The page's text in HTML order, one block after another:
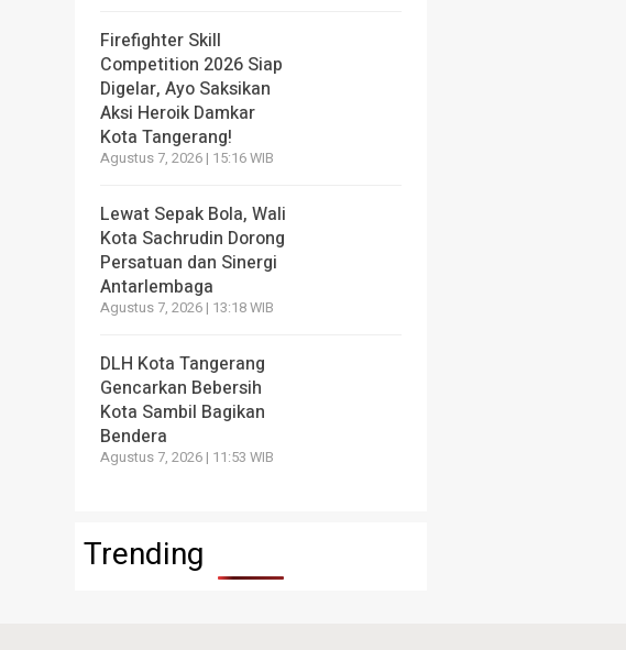
Firefighter Skill
Competition 2026 Siap
Digelar, Ayo Saksikan
Aksi Heroik Damkar
Kota Tangerang!
Agustus 7, 2026 | 15:16 WIB
Lewat Sepak Bola, Wali
Kota Sachrudin Dorong
Persatuan dan Sinergi
Antarlembaga
Agustus 7, 2026 | 13:18 WIB
DLH Kota Tangerang
Gencarkan Bebersih
Kota Sambil Bagikan
Bendera
Agustus 7, 2026 | 11:53 WIB
Trending